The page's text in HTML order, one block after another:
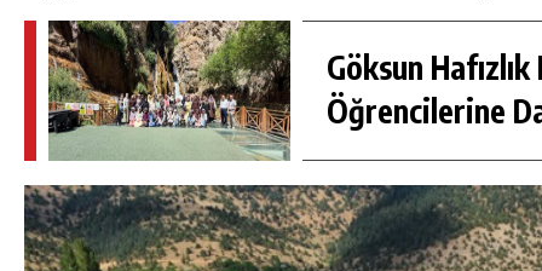
Göksun Hafızlık
Öğrencilerine